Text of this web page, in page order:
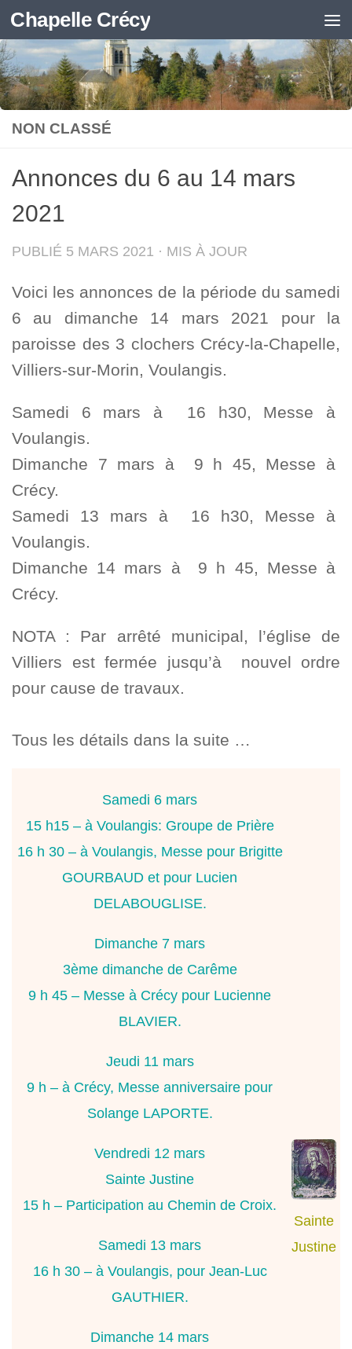
Skip to content
Chapelle Crécy
NON CLASSÉ
Annonces du 6 au 14 mars
2021
PUBLIÉ 5 MARS 2021 · MIS À JOUR
Voici les annonces de la période du samedi
6 au dimanche 14 mars 2021 pour la
paroisse des 3 clochers Crécy-la-Chapelle,
Villiers-sur-Morin, Voulangis.
Samedi 6 mars à 16 h30, Messe à
Voulangis.
Dimanche 7 mars à 9 h 45, Messe à
Crécy.
Samedi 13 mars à 16 h30, Messe à
Voulangis.
Dimanche 14 mars à 9 h 45, Messe à
Crécy.
NOTA : Par arrêté municipal, l’église de
Villiers est fermée jusqu’à nouvel ordre
pour cause de travaux.
Tous les détails dans la suite …
Samedi 6 mars
15 h15 – à Voulangis: Groupe de Prière
16 h 30 – à Voulangis, Messe pour Brigitte
GOURBAUD et pour Lucien
DELABOUGLISE.
Dimanche 7 mars
3ème dimanche de Carême
9 h 45 – Messe à Crécy pour Lucienne
BLAVIER.
Jeudi 11 mars
9 h – à Crécy, Messe anniversaire pour
Solange LAPORTE.
Vendredi 12 mars
Sainte Justine
15 h – Participation au Chemin de Croix.
Samedi 13 mars
16 h 30 – à Voulangis, pour Jean-Luc
GAUTHIER.
Dimanche 14 mars
Sainte
Justine